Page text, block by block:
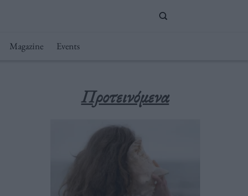
Magazine Events
Προτεινόμενα